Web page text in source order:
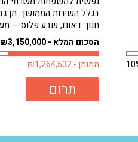
בגלל השירות הממושך. תן
חנוך דאום, שבע פלוס –
המילואימניקים, כדי
הזקוקות לו ביותר, ללא...
הסכום המלא - ₪3,150,000
ממומן - ₪1,264,532
תרום